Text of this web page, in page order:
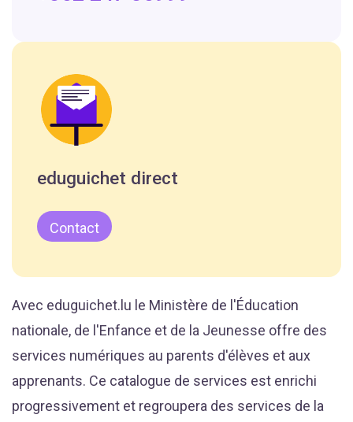
eduguichet direct
Contact
Avec eduguichet.lu le Ministère de l'Éducation
nationale, de l'Enfance et de la Jeunesse offre des
services numériques au parents d'élèves et aux
apprenants. Ce catalogue de services est enrichi
progressivement et regroupera des services de la